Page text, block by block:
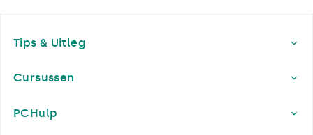
Tips & Uitleg
Cursussen
PCHulp